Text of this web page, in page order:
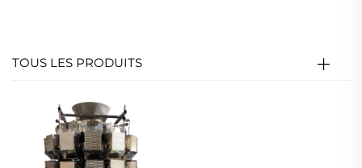
TOUS LES PRODUITS